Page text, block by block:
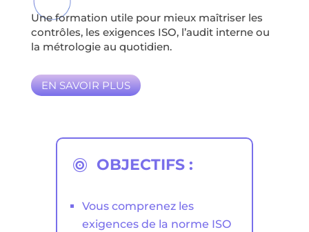
Une formation utile pour mieux maîtriser les
contrôles, les exigences ISO, l’audit interne ou
la métrologie au quotidien.
EN SAVOIR PLUS
 OBJECTIFS :
Vous comprenez les
exigences de la norme ISO